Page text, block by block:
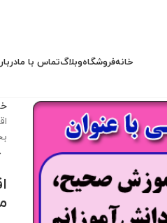
خانهفروشگاهوبلاگتماس با ما